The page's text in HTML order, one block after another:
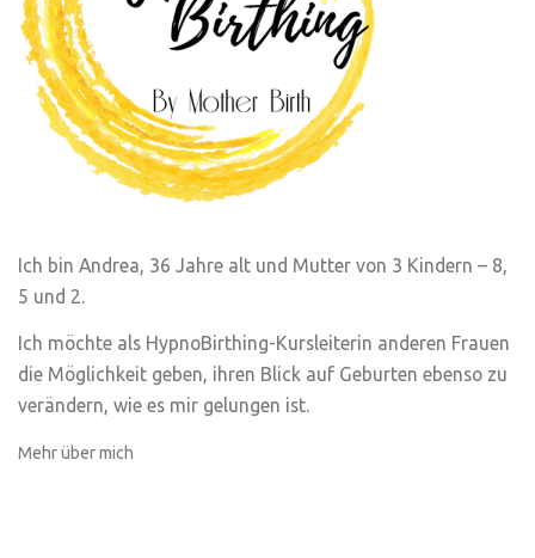
Ich bin Andrea, 36 Jahre alt und Mutter von 3 Kindern – 8,
5 und 2.
Ich möchte als HypnoBirthing-Kursleiterin anderen Frauen
die Möglichkeit geben, ihren Blick auf Geburten ebenso zu
verändern, wie es mir gelungen ist.
Mehr über mich